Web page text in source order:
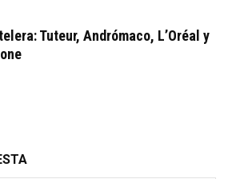
Tuteur, Andrómaco, L’Oréal y